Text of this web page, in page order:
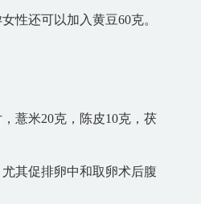
性还可以加入黄豆60克。
薏米20克，陈皮10克，茯
其促排卵中和取卵术后腹